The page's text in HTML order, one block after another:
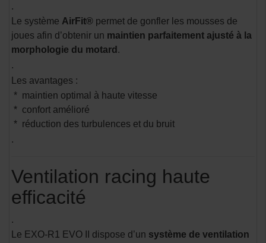
.
Le système AirFit® permet de gonfler les mousses de
joues afin d’obtenir un maintien parfaitement ajusté à la
morphologie du motard .
.
Les avantages :
* maintien optimal à haute vitesse
* confort amélioré
* réduction des turbulences et du bruit
.
Ventilation racing haute
efficacité
.
Le EXO-R1 EVO II dispose d’un système de ventilation